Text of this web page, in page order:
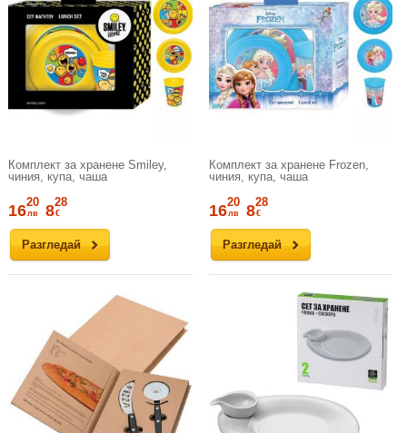
Комплект за хранене Smiley,
чиния, купа, чаша
Разгледай
1620
лв 828
€
Комплект за хранене Frozen,
чиния, купа, чаша
Разгледай
1620
лв 828
€